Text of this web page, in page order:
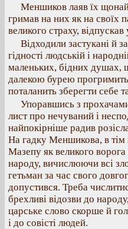
Меншиков лаяв їх
гримав на них як на своїх
великого страху, відпускав
Відходили застукані й
гідності людській і
маленьких, бідних душах,
далекою бурею
поталанить зберегти себе
Упоравшись з
лист про нечуваний і
найпокірніше радив
На гадку Меншикова, в тім
Мазепу як великого
народу, вичислюючи всі
гетьман за час свого
допустився. Треба
брехливі відозви до
царське слово скорше й
і до совісті людей.